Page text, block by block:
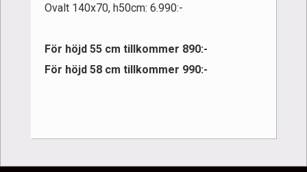
Ovalt 140x70, h50cm: 6.990:-
För höjd 55 cm tillkommer 890:-
För höjd 58 cm tillkommer 990:-